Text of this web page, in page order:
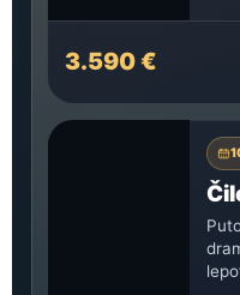
3.590 €